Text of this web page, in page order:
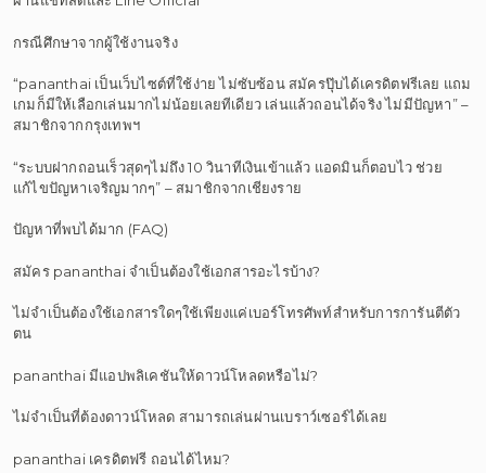
กรณีศึกษาจากผู้ใช้งานจริง
“pananthai เป็นเว็บไซต์ที่ใช้ง่าย ไม่ซับซ้อน สมัครปุ๊บได้เครดิตฟรีเลย แถม
เกมก็มีให้เลือกเล่นมากไม่น้อยเลยทีเดียว เล่นแล้วถอนได้จริง ไม่มีปัญหา” –
สมาชิกจากกรุงเทพฯ
“ระบบฝากถอนเร็วสุดๆไม่ถึง 10 วินาทีเงินเข้าแล้ว แอดมินก็ตอบไว ช่วย
แก้ไขปัญหาเจริญมากๆ” – สมาชิกจากเชียงราย
ปัญหาที่พบได้มาก (FAQ)
สมัคร pananthai จำเป็นต้องใช้เอกสารอะไรบ้าง?
ไม่จำเป็นต้องใช้เอกสารใดๆใช้เพียงแค่เบอร์โทรศัพท์สำหรับการการันตีตัว
ตน
pananthai มีแอปพลิเคชันให้ดาวน์โหลดหรือไม่?
ไม่จำเป็นที่ต้องดาวน์โหลด สามารถเล่นผ่านเบราว์เซอร์ได้เลย
pananthai เครดิตฟรี ถอนได้ไหม?